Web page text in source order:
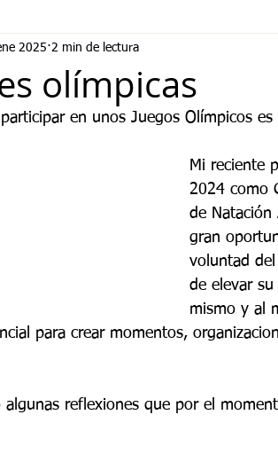
olímpicas
2025 2 min de lectura
en unos Juegos Olímpicos
Mi reciente
2024 como
de Natación
gran
voluntad
de elevar
mismo y al
para crear momentos,
reflexiones que por el